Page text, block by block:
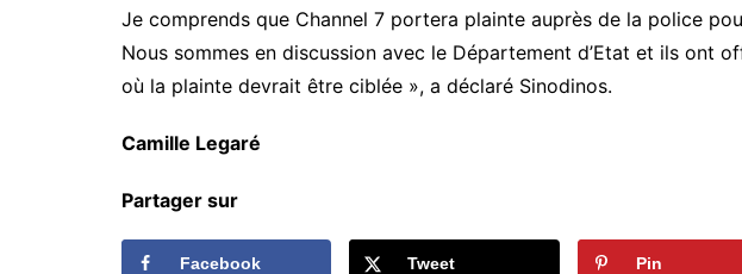
Je comprends que Channel 7 portera plainte auprès de la police
Nous sommes en discussion avec le Département d’Etat et ils ont
où la plainte devrait être ciblée », a déclaré Sinodinos.
Camille Legaré
Partager sur
Facebook Tweet Pin